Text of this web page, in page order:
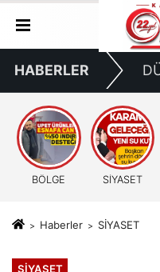
HABERLER
BÖLGE SİYASET
Haberler SİYASET
SİYASET